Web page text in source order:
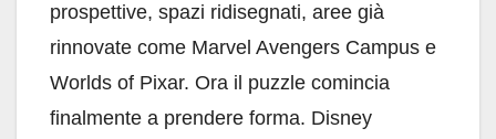
prospettive, spazi ridisegnati, aree già
rinnovate come Marvel Avengers Campus e
Worlds of Pixar. Ora il puzzle comincia
finalmente a prendere forma. Disney